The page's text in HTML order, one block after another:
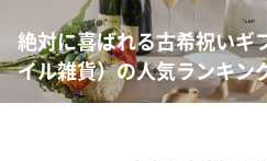
絶対に喜ばれる古希祝いギ
イル雑貨）の人気ランキン